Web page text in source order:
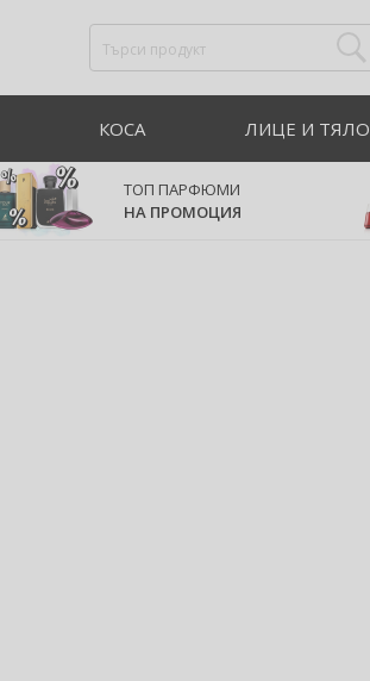
КОСА ЛИЦЕ И ТЯЛО
ТОП ПАРФЮМИ
НА ПРОМОЦИЯ